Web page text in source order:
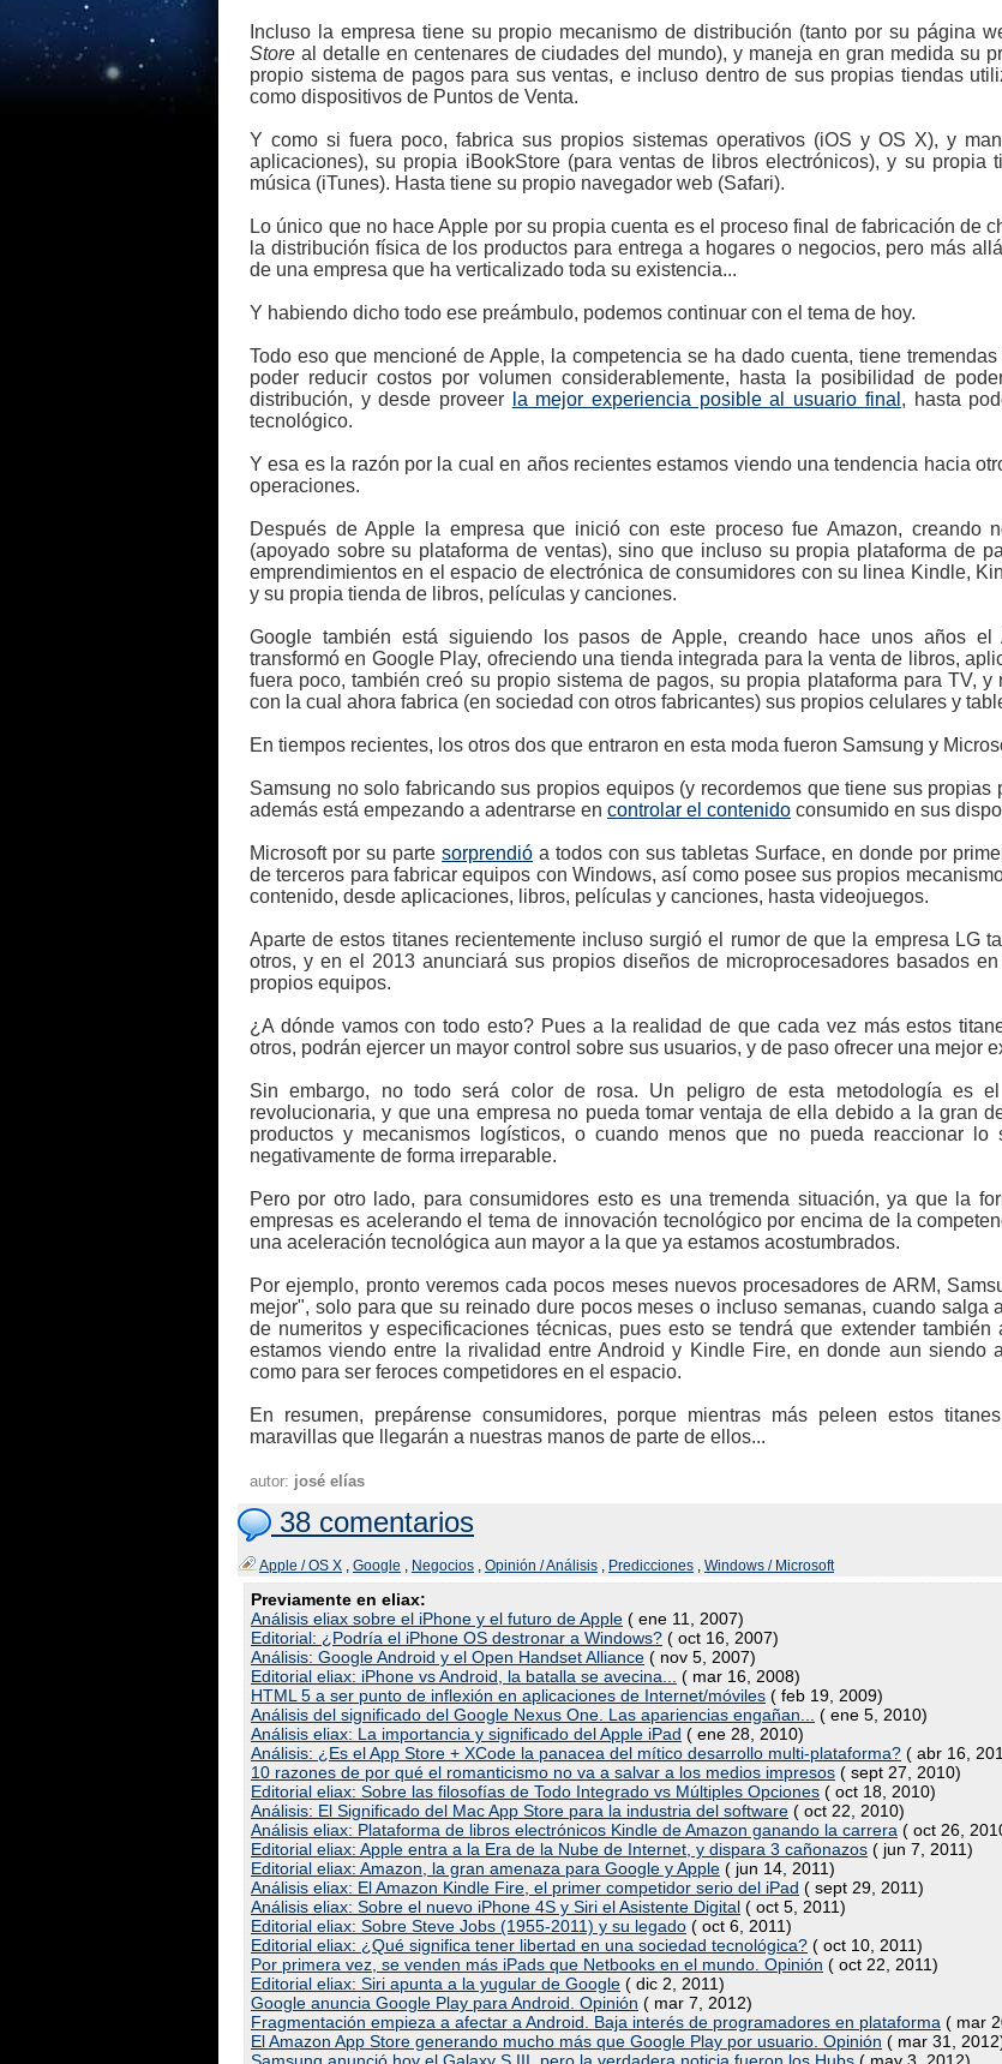
Incluso la empresa tiene su propio mecanismo de distribución (tanto por su página
Store al detalle en centenares de ciudades del mundo), y maneja en gran medida su
propio sistema de pagos para sus ventas, e incluso dentro de sus propias tiendas
como dispositivos de Puntos de Venta.
Y como si fuera poco, fabrica sus propios sistemas operativos (iOS y OS X), y
aplicaciones), su propia iBookStore (para ventas de libros electrónicos), y su propia
música (iTunes). Hasta tiene su propio navegador web (Safari).
Lo único que no hace Apple por su propia cuenta es el proceso final de fabricación de
la distribución física de los productos para entrega a hogares o negocios, pero más
de una empresa que ha verticalizado toda su existencia...
Y habiendo dicho todo ese preámbulo, podemos continuar con el tema de hoy.
Todo eso que mencioné de Apple, la competencia se ha dado cuenta, tiene
poder reducir costos por volumen considerablemente, hasta la posibilidad de
distribución, y desde proveer
la mejor experiencia posible al usuario final , hasta
tecnológico.
Y esa es la razón por la cual en años recientes estamos viendo una tendencia hacia
operaciones.
Después de Apple la empresa que inició con este proceso fue Amazon, creando
(apoyado sobre su plataforma de ventas), sino que incluso su propia plataforma de
emprendimientos en el espacio de electrónica de consumidores con su linea Kindle,
y su propia tienda de libros, películas y canciones.
Google también está siguiendo los pasos de Apple, creando hace unos años el
transformó en Google Play, ofreciendo una tienda integrada para la venta de libros,
fuera poco, también creó su propio sistema de pagos, su propia plataforma para TV,
con la cual ahora fabrica (en sociedad con otros fabricantes) sus propios celulares y
En tiempos recientes, los otros dos que entraron en esta moda fueron Samsung y
Samsung no solo fabricando sus propios equipos (y recordemos que tiene sus
además está empezando a adentrarse en controlar el contenido consumido en sus
Microsoft por su parte sorprendió a todos con sus tabletas Surface, en donde por
de terceros para fabricar equipos con Windows, así como posee sus propios
contenido, desde aplicaciones, libros, películas y canciones, hasta videojuegos.
Aparte de estos titanes recientemente incluso surgió el rumor de que la empresa LG
otros, y en el 2013 anunciará sus propios diseños de microprocesadores basados
propios equipos.
¿A dónde vamos con todo esto? Pues a la realidad de que cada vez más estos
otros, podrán ejercer un mayor control sobre sus usuarios, y de paso ofrecer una mejor
Sin embargo, no todo será color de rosa. Un peligro de esta metodología es
revolucionaria, y que una empresa no pueda tomar ventaja de ella debido a la gran
productos y mecanismos logísticos, o cuando menos que no pueda reaccionar lo
negativamente de forma irreparable.
Pero por otro lado, para consumidores esto es una tremenda situación, ya que la
empresas es acelerando el tema de innovación tecnológico por encima de la
una aceleración tecnológica aun mayor a la que ya estamos acostumbrados.
Por ejemplo, pronto veremos cada pocos meses nuevos procesadores de ARM,
mejor", solo para que su reinado dure pocos meses o incluso semanas, cuando salga
de numeritos y especificaciones técnicas, pues esto se tendrá que extender
estamos viendo entre la rivalidad entre Android y Kindle Fire, en donde aun siendo
como para ser feroces competidores en el espacio.
En resumen, prepárense consumidores, porque mientras más peleen estos
maravillas que llegarán a nuestras manos de parte de ellos...
autor: josé elías
38 comentarios
Apple / OS X , Google , Negocios , Opinión / Análisis , Predicciones , Windows / Microsoft
Previamente en eliax:
Análisis eliax sobre el iPhone y el futuro de Apple ( ene 11, 2007)
Editorial: ¿Podría el iPhone OS destronar a Windows? ( oct 16, 2007)
Análisis: Google Android y el Open Handset Alliance ( nov 5, 2007)
Editorial eliax: iPhone vs Android, la batalla se avecina...
( mar 16, 2008)
HTML 5 a ser punto de inflexión en aplicaciones de Internet/móviles ( feb 19, 2009)
Análisis del significado del Google Nexus One. Las apariencias engañan...
( ene 5, 2010)
Análisis eliax: La importancia y significado del Apple iPad ( ene 28, 2010)
Análisis: ¿Es el App Store + XCode la panacea del mítico desarrollo multi-plataforma? ( abr 16,
10 razones de por qué el romanticismo no va a salvar a los medios impresos ( sept 27, 2010)
Editorial eliax: Sobre las filosofías de Todo Integrado vs Múltiples Opciones ( oct 18, 2010)
Análisis: El Significado del Mac App Store para la industria del software ( oct 22, 2010)
Análisis eliax: Plataforma de libros electrónicos Kindle de Amazon ganando la carrera ( oct 26,
Editorial eliax: Apple entra a la Era de la Nube de Internet, y dispara 3 cañonazos ( jun 7, 2011)
Editorial eliax: Amazon, la gran amenaza para Google y Apple ( jun 14, 2011)
Análisis eliax: El Amazon Kindle Fire, el primer competidor serio del iPad ( sept 29, 2011)
Análisis eliax: Sobre el nuevo iPhone 4S y Siri el Asistente Digital ( oct 5, 2011)
Editorial eliax: Sobre Steve Jobs (1955-2011) y su legado ( oct 6, 2011)
Editorial eliax: ¿Qué significa tener libertad en una sociedad tecnológica? ( oct 10, 2011)
Por primera vez, se venden más iPads que Netbooks en el mundo. Opinión ( oct 22, 2011)
Editorial eliax: Siri apunta a la yugular de Google ( dic 2, 2011)
Google anuncia Google Play para Android. Opinión ( mar 7, 2012)
Fragmentación empieza a afectar a Android. Baja interés de programadores en plataforma ( mar
El Amazon App Store generando mucho más que Google Play por usuario. Opinión ( mar 31,